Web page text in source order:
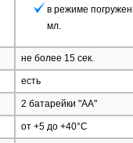
в режиме
мл.
не более 15 сек.
есть
2 батарейки "АА"
от +5 до +40°C